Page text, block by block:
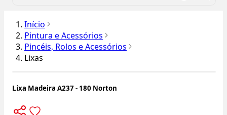
Início
Pintura e Acessórios
Pincéis, Rolos e Acessórios
Lixas
Lixa Madeira A237 - 180 Norton